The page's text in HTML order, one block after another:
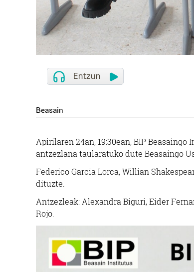
Beasain
Apirilaren 24an, 19:30ean, BIP
antzezlana taularatuko dute Beasaingo
Federico Garcia Lorca, Willian
dituzte.
Antzezleak: Alexandra Biguri, Eider
Rojo.